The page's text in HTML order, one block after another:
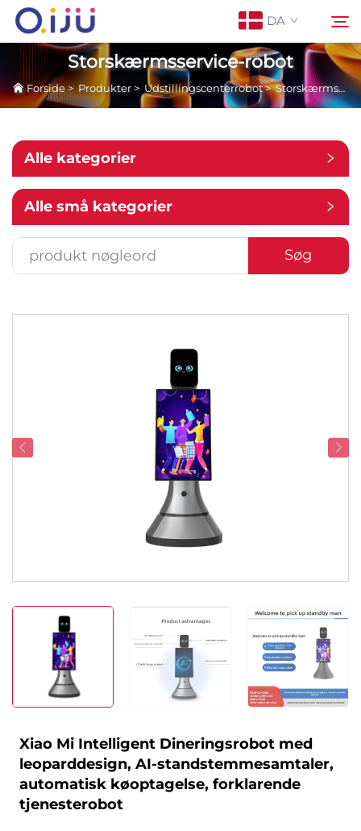
DA
Forside
Om os
Produkter
Anvendelse
Kontakt os
Storskærmsservice-robot
Forside>Produkter > Udstillingscenterrobot>Storskærmsservice-robot
Alle kategorier
Alle små kategorier
Søg
Xiao Mi Intelligent Dineringsrobot med
leoparddesign, AI-standstemmesamtaler,
automatisk køoptagelse, forklarende
tjenesterobot